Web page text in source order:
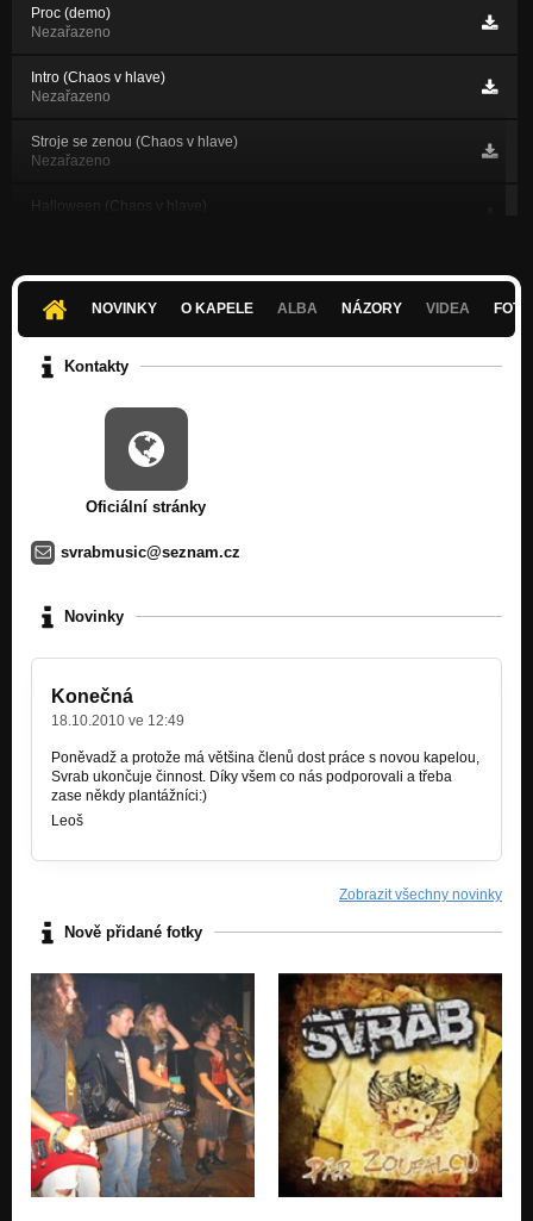
Proc (demo)
Nezařazeno
Intro (Chaos v hlave)
Nezařazeno
Stroje se zenou (Chaos v hlave)
Nezařazeno
Halloween (Chaos v hlave)
Utek jsi z mista nehody (Chaos v hlave)
Nezařazeno
Nezařazeno
Pivni balada (Chaos v hlave)
Nezařazeno
Nezařazeno
Nezařazeno
Dobry zradlo (Chaos v hlave)
Rebel (Chaos v hlave)
Konec (Chaos v hlave)
Nezařazeno
Nezařazeno
Par zoufalcu (Par zoufalcu)
Nezařazeno
Nazor (Par zoufalcu)
Nezařazeno
Smecka (Par zoufalcu)
Nezařazeno
Everybody's smoking in the rain (Par zoufalcu)
Nezařazeno
NOVINKY O KAPELE ALBA NÁZORY VIDEA
Kontakty
Oficiální stránky
svrabmusic@seznam.cz
Novinky
Konečná
18.10.2010 ve 12:49
Poněvadž a protože má většina členů dost práce s novou kapelou,
Svrab ukončuje činnost. Díky všem co nás podporovali a třeba
zase někdy plantážníci:)
Leoš
Zobrazit všechny novinky
Nově přidané fotky